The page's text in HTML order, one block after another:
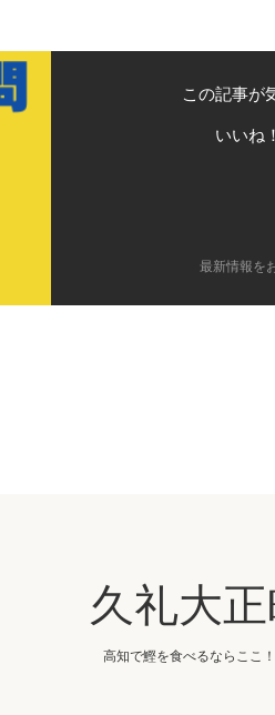
この記事が
いいね
最新情報を
久礼大
高知で鰹を食べるならここ